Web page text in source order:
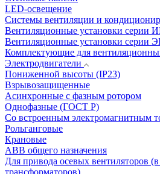
LED-освещение
Системы вентиляции и
Вентиляционные установки серии
Вентиляционные установки серии
Комплектующие для
Электродвигатели
Пониженной высоты (IP23)
Взрывозащищенные
Асинхронные с фазным ротором
Однофазные (ГОСТ Р)
Со встроенным электромагнитным
Рольганговые
Крановые
АВВ общего назначения
Для привода осевых вентиляторов
трансформаторов)